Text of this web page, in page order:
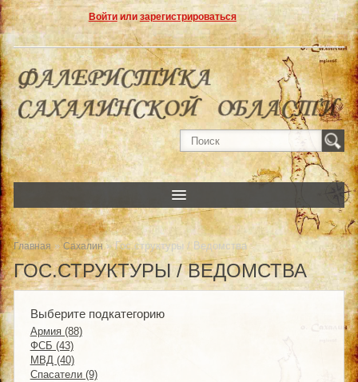
Войтиили зарегистрироваться
Главная » Сахалин» Гос.структуры / Ведомства
ГОС.СТРУКТУРЫ / ВЕДОМСТВА
Выберите подкатегорию
Армия (88)
ФСБ (43)
МВД (40)
Спасатели (9)